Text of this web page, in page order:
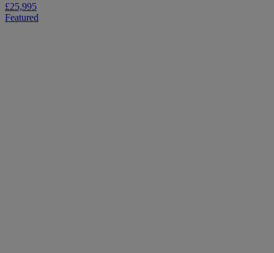
£25,995
Featured